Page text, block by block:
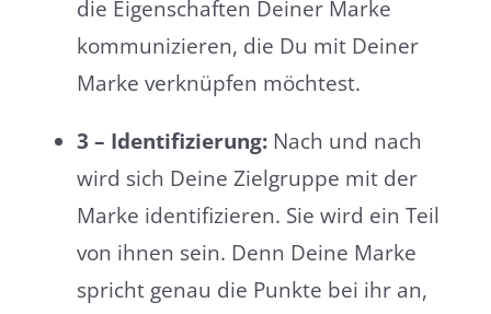
die Eigenschaften Deiner Marke
kommunizieren, die Du mit Deiner
Marke verknüpfen möchtest.
3 – Identifizierung: Nach und nach
wird sich Deine Zielgruppe mit der
Marke identifizieren. Sie wird ein Teil
von ihnen sein. Denn Deine Marke
spricht genau die Punkte bei ihr an,